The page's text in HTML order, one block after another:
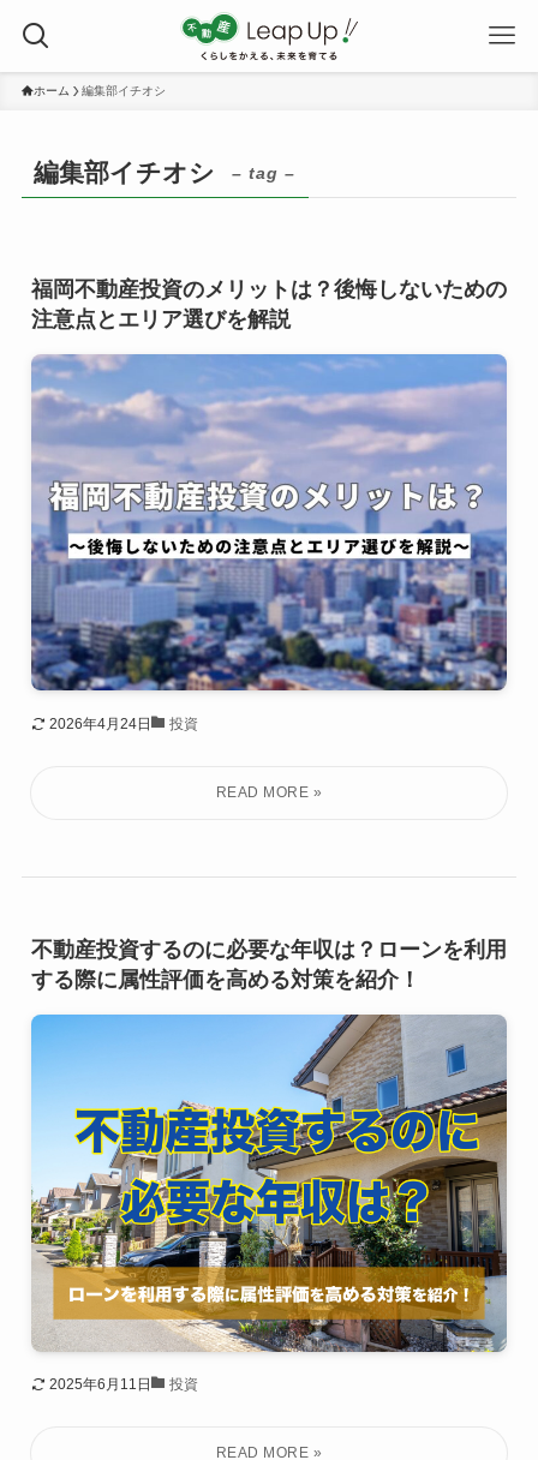
ホーム 編集部イチオシ
編集部イチオシ – tag –
福岡不動産投資のメリットは？後悔しないための
注意点とエリア選びを解説
2026年4月24日 投資
不動産投資するのに必要な年収は？ローンを利用
する際に属性評価を高める対策を紹介！
2025年6月11日 投資